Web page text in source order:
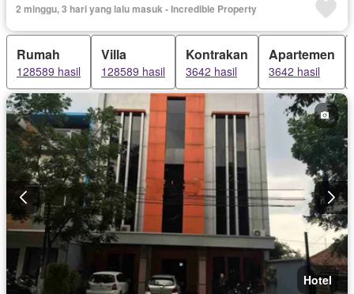
Halaman
Wifi Sebagian perabotan
2 minggu, 3 hari yang lalu masuk - Incredible Property
Rumah
128589 hasil
Villa
128589 hasil
Kontrakan
3642 hasil
Apartemen
3642 hasil
Hotel